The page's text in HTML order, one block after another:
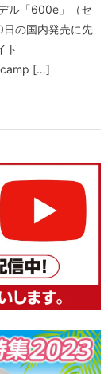
ル「600e」（セ
の国内発売に先
ト
camp […]